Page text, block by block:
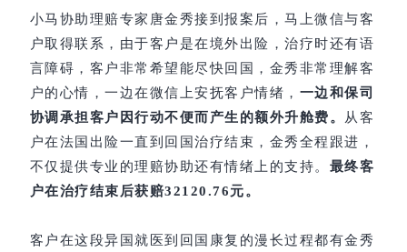
小马协助理赔专家唐金秀接到报案后，马上微信与客
户取得联系，由于客户是在境外出险，治疗时还有语
言障碍，客户非常希望能尽快回国，金秀非常理解客
户的心情，一边在微信上安抚客户情绪， 一边和保司
协调承担客户因行动不便而产生的额外升舱费。
从客
户在法国出险一直到回国治疗结束，金秀全程跟进，
不仅提供专业的理赔协助还有情绪上的支持。 最终客
户在治疗结束 后获赔32120.76元。
客户在这段异国就医到回国康复的漫长过程都有金秀